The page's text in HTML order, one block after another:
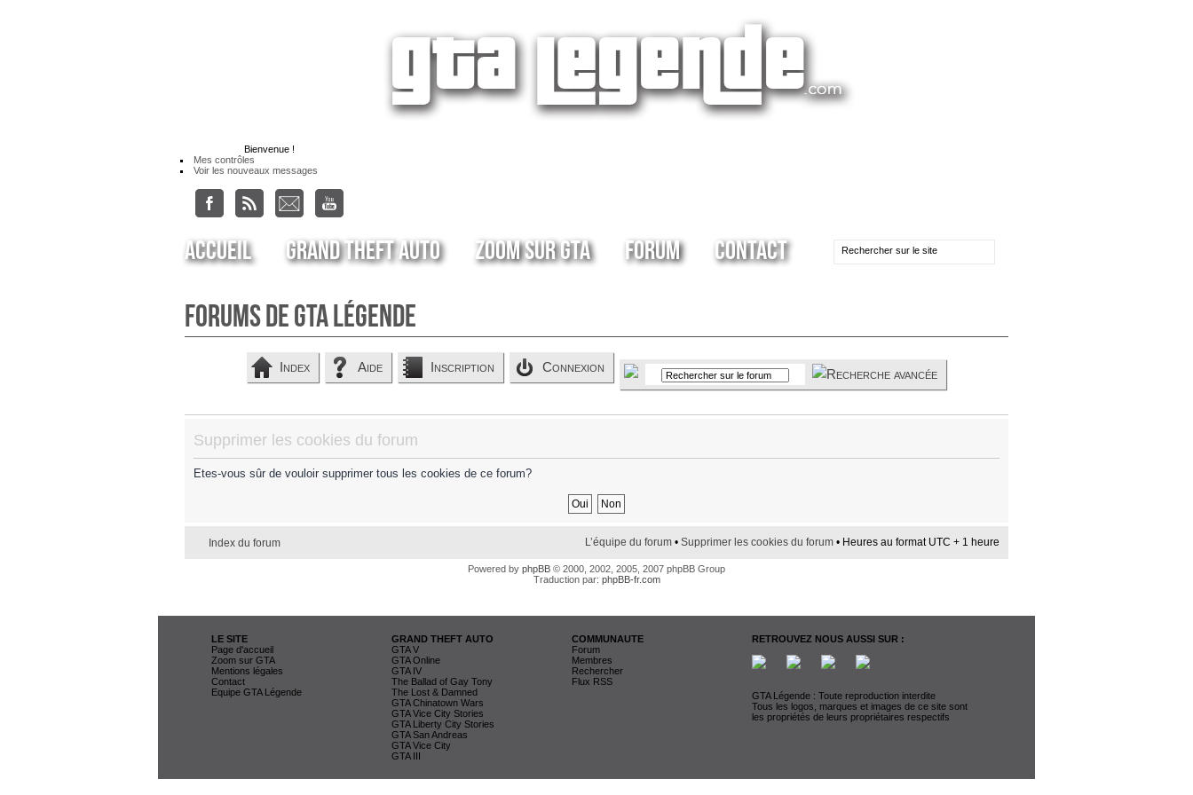
Bienvenue !
Mes contrôles
Voir les nouveaux messages
Accueil Grand Theft Auto Zoom sur GTA Forum Contact
Forums de GTA Légende
Index Aide Inscription Connexion
Supprimer les cookies du forum
Etes-vous sûr de vouloir supprimer tous les cookies de ce forum?
Index du forum L’équipe du forum • Supprimer les cookies du forum • Heures au format UTC + 1 heure
Powered by phpBB © 2000, 2002, 2005, 2007 phpBB Group
Traduction par: phpBB-fr.com
LE SITE
Page d'accueil
Zoom sur GTA
Mentions légales
Contact
Equipe GTA Légende
GRAND THEFT AUTO
GTA V
GTA Online
GTA IV
The Ballad of Gay Tony
The Lost & Damned
GTA Chinatown Wars
GTA Vice City Stories
GTA Liberty City Stories
GTA San Andreas
GTA Vice City
GTA III
COMMUNAUTE
Forum
Membres
Rechercher
Flux RSS
RETROUVEZ NOUS AUSSI SUR :
GTA Légende : Toute reproduction interdite
Tous les logos, marques et images de ce site sont
les propriétés de leurs propriétaires respectifs